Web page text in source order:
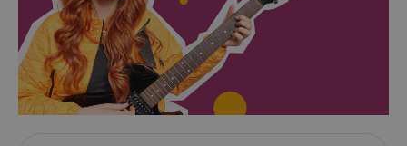
Strikt noodzakelijk Prestatie
Functionaliteit
Niet-geclassificeerd